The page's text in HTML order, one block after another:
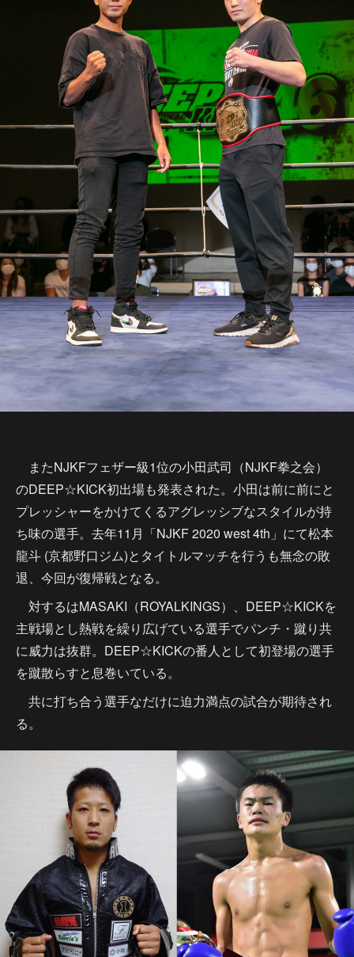
またNJKFフェザー級1位の小田武司（NJKF拳之会）
のDEEP☆KICK初出場も発表された。小田は前に前にと
プレッシャーをかけてくるアグレッシブなスタイルが持
ち味の選手。去年11月「NJKF 2020 west 4th」にて松本
龍斗 (京都野口ジム)とタイトルマッチを行うも無念の敗
退、今回が復帰戦となる。
対するはMASAKI（ROYALKINGS）、DEEP☆KICKを
主戦場とし熱戦を繰り広げている選手でパンチ・蹴り共
に威力は抜群。DEEP☆KICKの番人として初登場の選手
を蹴散らすと息巻いている。
共に打ち合う選手なだけに迫力満点の試合が期待され
る。